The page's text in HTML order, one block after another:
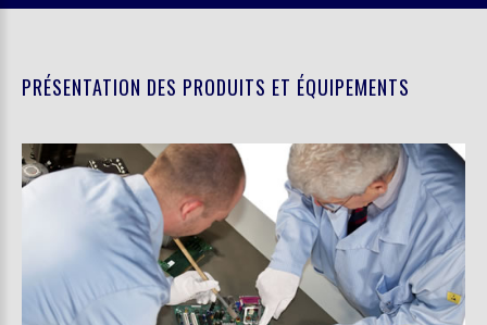
PRÉSENTATION DES PRODUITS ET ÉQUIPEMENTS